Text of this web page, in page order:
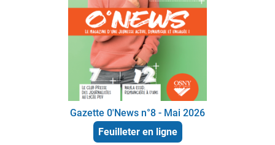
Gazette 0'News n°8 - Mai 2026
Feuilleter en ligne